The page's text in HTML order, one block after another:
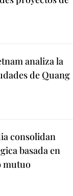
analiza la
de Quang
consolidan
basada en
mutuo